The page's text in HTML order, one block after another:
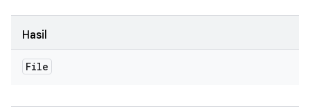
Hasil
File